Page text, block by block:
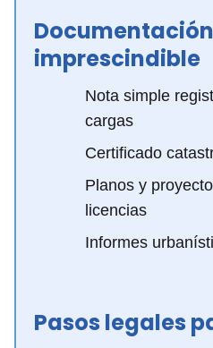
Documentación
imprescindible
Nota simple
cargas
Certificado
Planos y
licencias
Informes
Pasos legales